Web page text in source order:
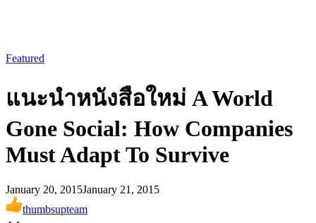
Featured
แนะนำหนังสือใหม่ A World
Gone Social: How Companies
Must Adapt To Survive
January 20, 2015January 21, 2015
thumbsupteam